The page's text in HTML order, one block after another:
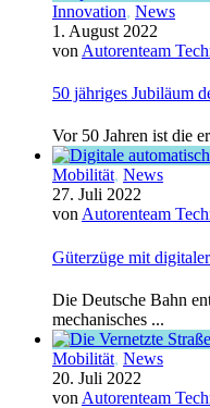
Innovation, News
1. August 2022
von Autorenteam
50 jähriges Jubiläum
Vor 50 Jahren ist die
Mobilität, News
27. Juli 2022
vonAutorenteam
Güterzüge mit
Die Deutsche Bahn
mechanisches ...
Mobilität, News
20. Juli 2022
von Autorenteam